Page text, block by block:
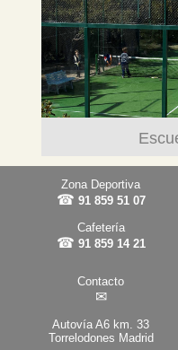
Zona Deportiva
☎ 91 859 51 07
Cafetería
☎ 91 859 14 21
Contacto
✉
Autovía A6 km. 33
Torrelodones Madrid